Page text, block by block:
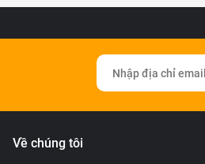
Về chúng tôi